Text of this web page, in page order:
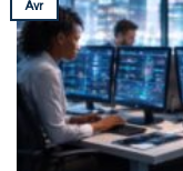
Avr